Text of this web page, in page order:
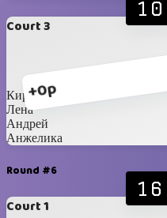
Court 3
+0p
10
Кирилл
Лена
Андрей
Анжелика
Round #6
Court 1
16